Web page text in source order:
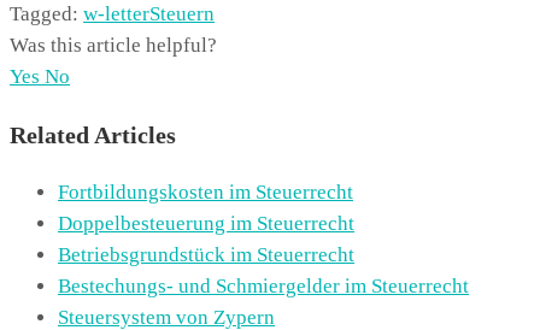
Tagged: w-letterSteuern
Was this article helpful?
Yes No
Related Articles
Fortbildungskosten im Steuerrecht
Doppelbesteuerung im Steuerrecht
Betriebsgrundstück im Steuerrecht
Bestechungs- und Schmiergelder im Steuerrecht
Steuersystem von Zypern